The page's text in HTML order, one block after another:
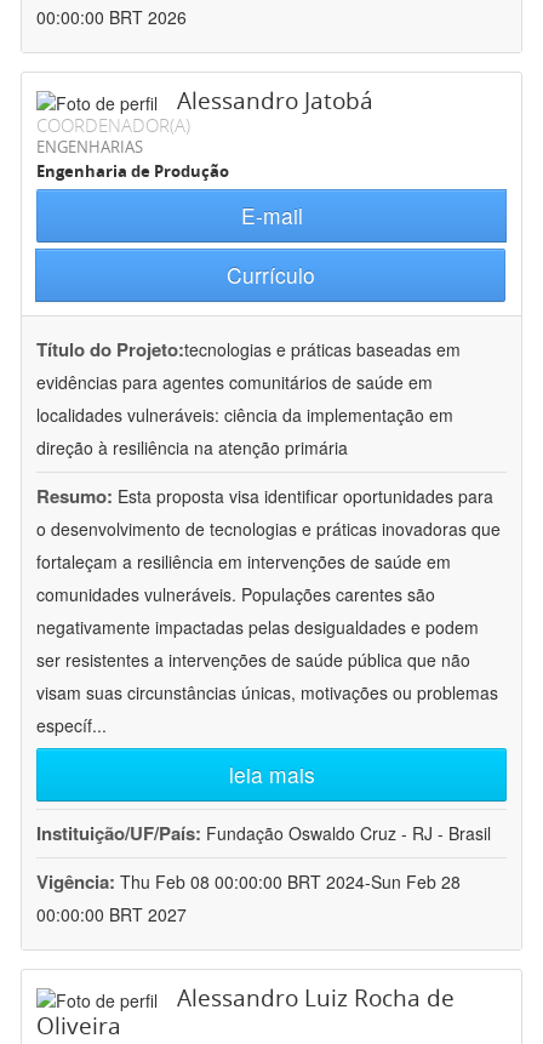
00:00:00 BRT 2026
Alessandro Jatobá
COORDENADOR(A)
ENGENHARIAS
Engenharia de Produção
E-mail
Currículo
Título do Projeto:tecnologias e práticas baseadas em
evidências para agentes comunitários de saúde em
localidades vulneráveis: ciência da implementação em
direção à resiliência na atenção primária
Resumo: Esta proposta visa identificar oportunidades para
o desenvolvimento de tecnologias e práticas inovadoras que
fortaleçam a resiliência em intervenções de saúde em
comunidades vulneráveis. Populações carentes são
negativamente impactadas pelas desigualdades e podem
ser resistentes a intervenções de saúde pública que não
visam suas circunstâncias únicas, motivações ou problemas
específ...
leia mais
Instituição/UF/País: Fundação Oswaldo Cruz - RJ - Brasil
Vigência: Thu Feb 08 00:00:00 BRT 2024-Sun Feb 28
00:00:00 BRT 2027
Alessandro Luiz Rocha de
Oliveira